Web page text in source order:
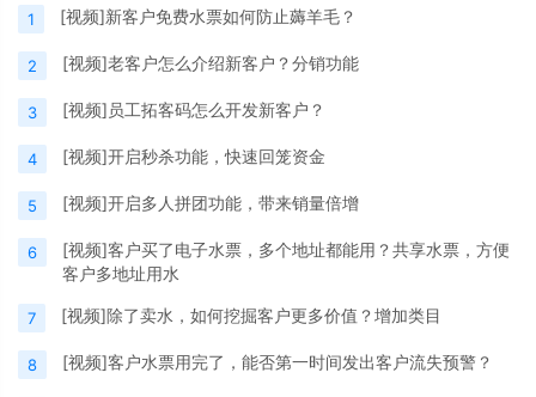
1 [视频]新客户免费水票如何防止薅羊毛？
2 [视频]老客户怎么介绍新客户？分销功能
3 [视频]员工拓客码怎么开发新客户？
4 [视频]开启秒杀功能，快速回笼资金
5 [视频]开启多人拼团功能，带来销量倍增
6
[视频]客户买了电子水票，多个地址都能用？共享水票，方便
客户多地址用水
7 [视频]除了卖水，如何挖掘客户更多价值？增加类目
8 [视频]客户水票用完了，能否第一时间发出客户流失预警？